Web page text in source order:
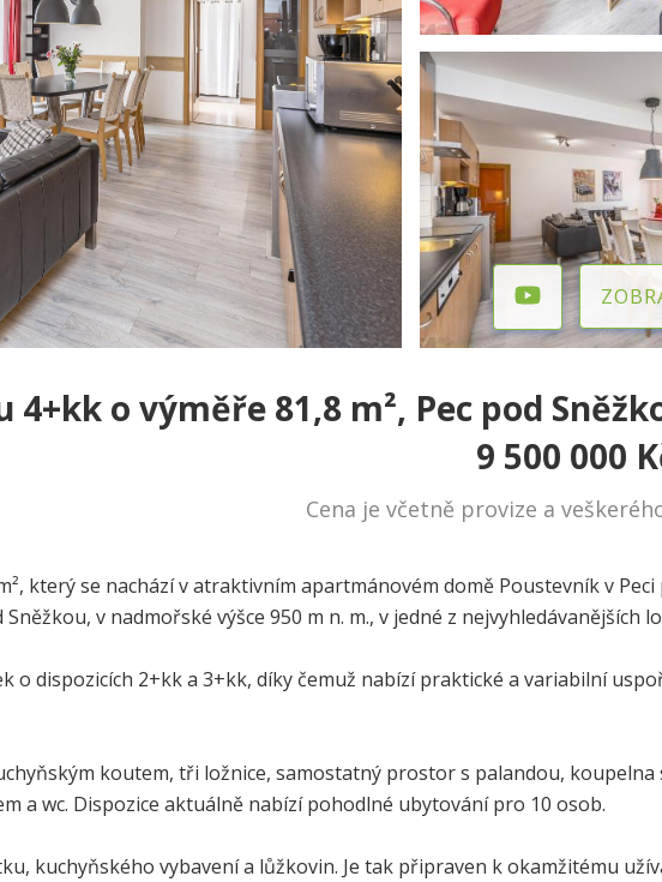
o výměře 81,8 m², Pec pod
9 500 000
Cena je včetně provize a
který se nachází v atraktivním apartmánovém domě Poustevník v Peci
v nadmořské výšce 950 m n. m., v jedné z nejvyhledávanějších
dispozicích 2+kk a 3+kk, díky čemuž nabízí praktické a variabilní
koutem, tři ložnice, samostatný prostor s palandou, koupelna
a wc. Dispozice aktuálně nabízí pohodlné ubytování pro 10 osob.
kuchyňského vybavení a lůžkovin. Je tak připraven k okamžitému